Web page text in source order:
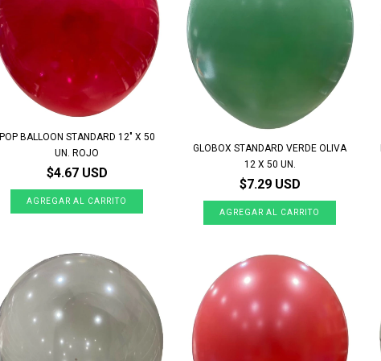
POP BALLOON STANDARD 12" X 50
UN. ROJO
$4.67 USD
GLOBOX STANDARD VERDE OLIVA
12 X 50 UN.
$7.29 USD